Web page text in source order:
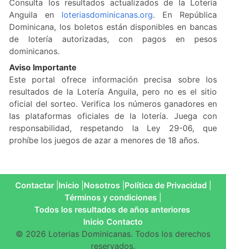
Consulta los resultados actualizados de la Lotería
Anguila en loteriasdominicanas.org. En República
Dominicana, los boletos están disponibles en bancas
de lotería autorizadas, con pagos en pesos
dominicanos.
Aviso Importante
Este portal ofrece información precisa sobre los
resultados de la Lotería Anguila, pero no es el sitio
oficial del sorteo. Verifica los números ganadores en
las plataformas oficiales de la lotería. Juega con
responsabilidad, respetando la Ley 29-06, que
prohíbe los juegos de azar a menores de 18 años.
Contactar Inicio Nosotros Política de Privacidad
Términos y condiciones
Todos los resultados de años anteriores
Inicio Contacto
© 2026 Loterias Dominicanas. Todos los derechos
reservados.